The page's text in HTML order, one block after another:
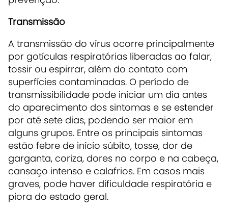
Transmissão
A transmissão do vírus ocorre principalmente
por gotículas respiratórias liberadas ao falar,
tossir ou espirrar, além do contato com
superfícies contaminadas. O período de
transmissibilidade pode iniciar um dia antes
do aparecimento dos sintomas e se estender
por até sete dias, podendo ser maior em
alguns grupos. Entre os principais sintomas
estão febre de início súbito, tosse, dor de
garganta, coriza, dores no corpo e na cabeça,
cansaço intenso e calafrios. Em casos mais
graves, pode haver dificuldade respiratória e
piora do estado geral.